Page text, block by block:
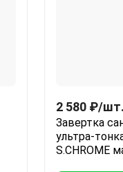
2 580 ₽/шт.
Завертка
ультра-
S.CHROME